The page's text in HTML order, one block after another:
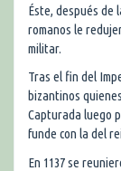
Éste, después de
romanos le
militar.
Tras el fin del
bizantinos
Capturada luego
funde con la del
En 1137 se